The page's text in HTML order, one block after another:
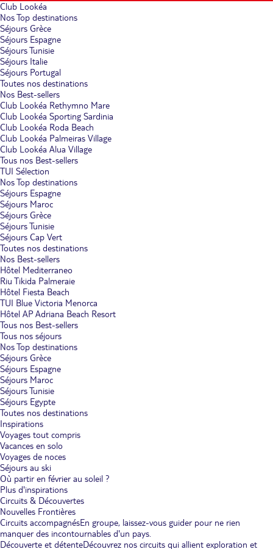
Club Lookéa
Nos Top destinations
Séjours Grèce
Séjours Espagne
Séjours Tunisie
Séjours Italie
Séjours Portugal
Toutes nos destinations
Nos Best-sellers
Club Lookéa Rethymno Mare
Club Lookéa Sporting Sardinia
Club Lookéa Roda Beach
Club Lookéa Palmeiras Village
Club Lookéa Alua Village
Tous nos Best-sellers
TUI Sélection
Nos Top destinations
Séjours Espagne
Séjours Maroc
Séjours Grèce
Séjours Tunisie
Séjours Cap Vert
Toutes nos destinations
Nos Best-sellers
Hôtel Mediterraneo
Riu Tikida Palmeraie
Hôtel Fiesta Beach
TUI Blue Victoria Menorca
Hôtel AP Adriana Beach Resort
Tous nos Best-sellers
Tous nos séjours
Nos Top destinations
Séjours Grèce
Séjours Espagne
Séjours Maroc
Séjours Tunisie
Séjours Egypte
Toutes nos destinations
Inspirations
Voyages tout compris
Vacances en solo
Voyages de noces
Séjours au ski
Où partir en février au soleil ?
Plus d'inspirations
Circuits & Découvertes
Nouvelles Frontières
Circuits accompagnésEn groupe, laissez-vous guider pour ne rien
manquer des incontournables d'un pays.
Découverte et détenteDécouvrez nos circuits qui allient exploration et